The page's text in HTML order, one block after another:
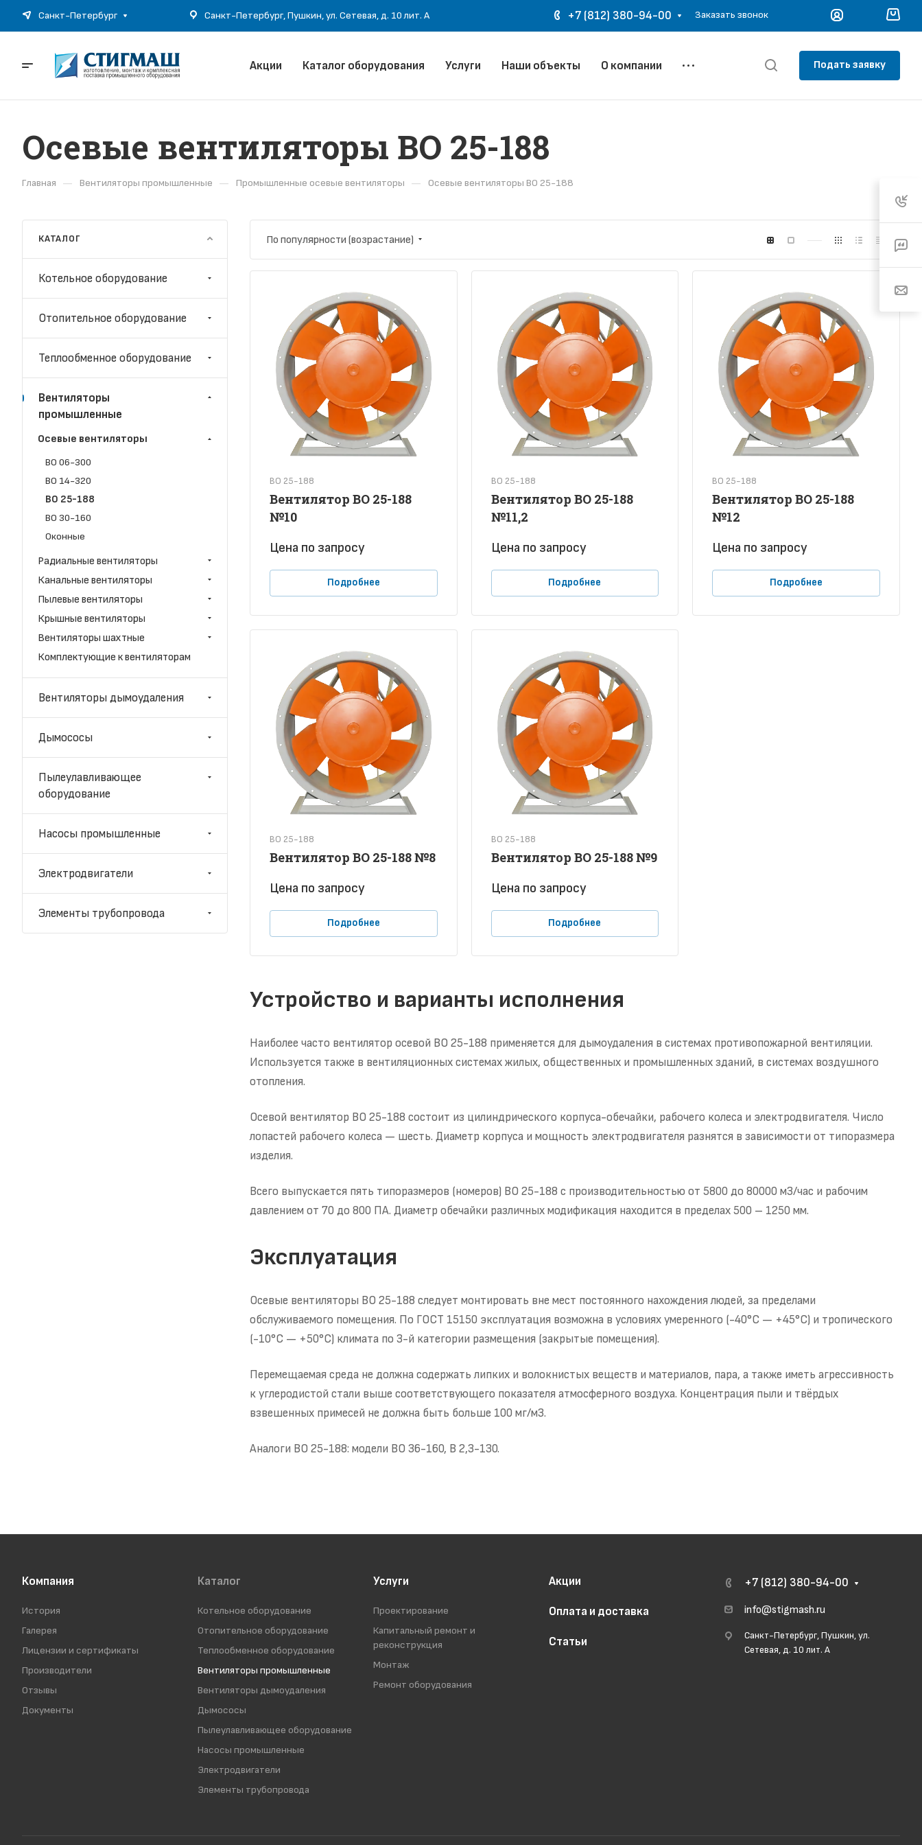
Санкт-Петербург Санкт-Петербург, Пушкин, ул. Сетевая, д. 10 лит. А +7 (812) 380-94-00 Заказать звонок
Акции Каталог оборудования Услуги Наши объекты О компании Подать заявку
Осевые вентиляторы ВО 25-188
Главная — Вентиляторы промышленные — Промышленные осевые вентиляторы — Осевые вентиляторы ВО 25-188
По популярности (возрастание)
ВО 25-188
Вентилятор ВО 25-188
№10
Цена по запросу
Подробнее
ВО 25-188
Вентилятор ВО 25-188
№11,2
Цена по запросу
Подробнее
ВО 25-188
Вентилятор ВО 25-188
№12
Цена по запросу
Подробнее
ВО 25-188
Вентилятор ВО 25-188 №8
Цена по запросу
Подробнее
ВО 25-188
Вентилятор ВО 25-188 №9
Цена по запросу
Подробнее
Устройство и варианты исполнения
Наиболее часто вентилятор осевой ВО 25-188 применяется для дымоудаления в системах противопожарной вентиляции.
Используется также в вентиляционных системах жилых, общественных и промышленных зданий, в системах воздушного
отопления.
Осевой вентилятор ВО 25-188 состоит из цилиндрического корпуса-обечайки, рабочего колеса и электродвигателя. Число
лопастей рабочего колеса — шесть. Диаметр корпуса и мощность электродвигателя разнятся в зависимости от типоразмера
изделия.
Всего выпускается пять типоразмеров (номеров) ВО 25-188 с производительностью от 5800 до 80000 м3/час и рабочим
давлением от 70 до 800 ПА. Диаметр обечайки различных модификация находится в пределах 500 – 1250 мм.
Эксплуатация
Осевые вентиляторы ВО 25-188 следует монтировать вне мест постоянного нахождения людей, за пределами
обслуживаемого помещения. По ГОСТ 15150 эксплуатация возможна в условиях умеренного (-40°С — +45°С) и тропического
(-10°С — +50°С) климата по 3-й категории размещения (закрытые помещения).
Перемещаемая среда не должна содержать липких и волокнистых веществ и материалов, пара, а также иметь агрессивность
к углеродистой стали выше соответствующего показателя атмосферного воздуха. Концентрация пыли и твёрдых
взвешенных примесей не должна быть больше 100 мг/м3.
Аналоги ВО 25-188: модели ВО 36-160, В 2,3-130.
КАТАЛОГ
Котельное оборудование
Отопительное оборудование
Теплообменное оборудование
Вентиляторы
промышленные
Осевые вентиляторы
ВО 06-300
ВО 14-320
ВО 25-188
ВО 30-160
Оконные
Радиальные вентиляторы
Канальные вентиляторы
Пылевые вентиляторы
Крышные вентиляторы
Вентиляторы шахтные
Комплектующие к вентиляторам
Вентиляторы дымоудаления
Дымососы
Пылеулавливающее
оборудование
Насосы промышленные
Электродвигатели
Элементы трубопровода
Компания
История
Галерея
Лицензии и сертификаты
Производители
Отзывы
Документы
Каталог
Котельное оборудование
Отопительное оборудование
Теплообменное оборудование
Вентиляторы промышленные
Вентиляторы дымоудаления
Дымососы
Пылеулавливающее оборудование
Насосы промышленные
Электродвигатели
Элементы трубопровода
Услуги
Проектирование
Капитальный ремонт и
реконструкция
Монтаж
Ремонт оборудования
Акции
Оплата и доставка
Статьи
+7 (812) 380-94-00
info@stigmash.ru
Санкт-Петербург, Пушкин, ул.
Сетевая, д. 10 лит. А